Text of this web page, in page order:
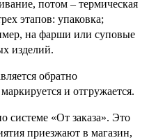
потом – термическая
этапов: упаковка;
на фарши или суповые
изделий.
обратно
и отгружается.
системе «От заказа». Это
приезжают в магазин,